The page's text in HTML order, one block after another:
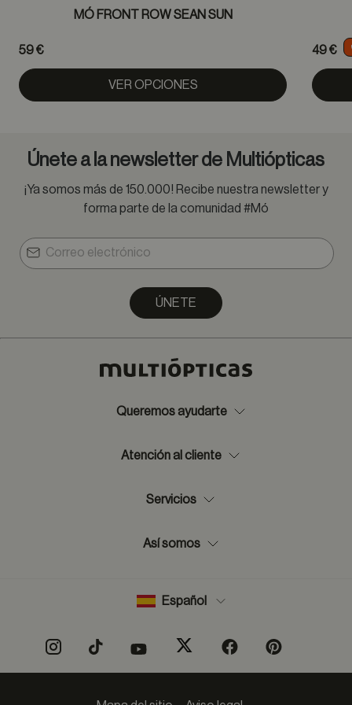
MÓ FRONT ROW SEAN SUN
59 €
VER OPCIONES
49 €
Únete a la newsletter de Multiópticas
¡Ya somos más de 150.000! Recibe nuestra newsletter y
forma parte de la comunidad #Mó
ÚNETE
Queremos ayudarte
Atención al cliente
Servicios
Así somos
Español